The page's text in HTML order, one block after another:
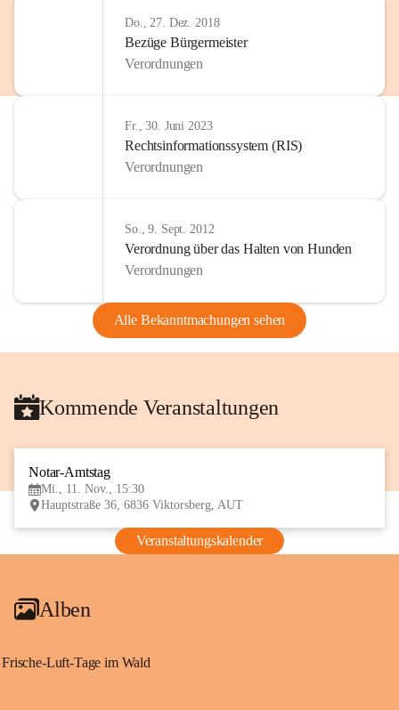
Do., 27. Dez. 2018
Bezüge Bürgermeister
Verordnungen
Fr., 30. Juni 2023
Rechtsinformationssystem (RIS)
Verordnungen
So., 9. Sept. 2012
Verordnung über das Halten von Hunden
Verordnungen
Alle Bekanntmachungen sehen
Kommende Veranstaltungen
Notar-Amtstag
Mi., 11. Nov., 15:30
Hauptstraße 36, 6836 Viktorsberg, AUT
Veranstaltungskalender
Alben
Frische-Luft-Tage im Wald